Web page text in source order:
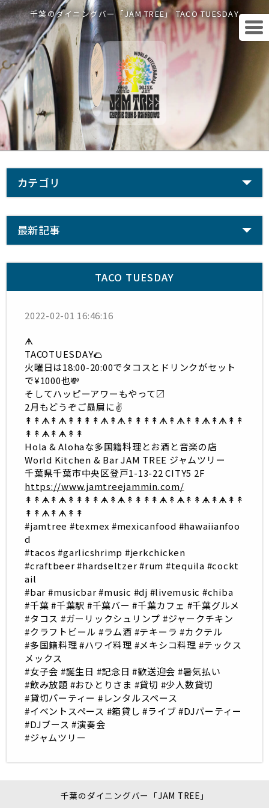
千葉のダイニングバー「JAM TREE」 TACO TUESDAY
カテゴリ
最新記事
TACO TUESDAY
2022-02-01 16:46:16
ᗗ
TACOTUESDAY🌮
火曜日は18:00-20:00でタコスとドリンクがセット
で¥1000也💸
そしてハッピーアワーもやって〼
2月もどうぞご贔屓に✌️
↟↟ᗗ↟ᗗ↟↟↟↟ᗗ↟ᗗ↟↟↟↟ᗗ↟ᗗ↟↟ᗗ↟ᗗ↟↟
↟↟ᗗ↟ᗗ↟↟
Hola & Alohaな多国籍料理とお酒と音楽の店
World Kitchen & Bar JAM TREE ジャムツリー
千葉県千葉市中央区登戸1-13-22 CITY5 2F
https://www.jamtreejammin.com/
↟↟ᗗ↟ᗗ↟↟↟↟ᗗ↟ᗗ↟↟↟↟ᗗ↟ᗗ↟↟ᗗ↟ᗗ↟↟
↟↟ᗗ↟ᗗ↟↟
#jamtree #texmex #mexicanfood #hawaiianfoo
d
#tacos #garlicshrimp #jerkchicken
#craftbeer #hardseltzer #rum #tequila #cockt
ail
#bar #musicbar #music #dj #livemusic #chiba
#千葉 #千葉駅 #千葉バー #千葉カフェ #千葉グルメ
#タコス #ガーリックシュリンプ #ジャークチキン
#クラフトビール #ラム酒 #テキーラ #カクテル
#多国籍料理 #ハワイ料理 #メキシコ料理 #テックス
メックス
#女子会 #誕生日 #記念日 #歓送迎会 #暑気払い
#飲み放題 #おひとりさま #貸切 #少人数貸切
#貸切パーティー #レンタルスペース
#イベントスペース #箱貸し #ライブ #DJパーティー
#DJブース #演奏会
#ジャムツリー
千葉のダイニングバー「JAM TREE」